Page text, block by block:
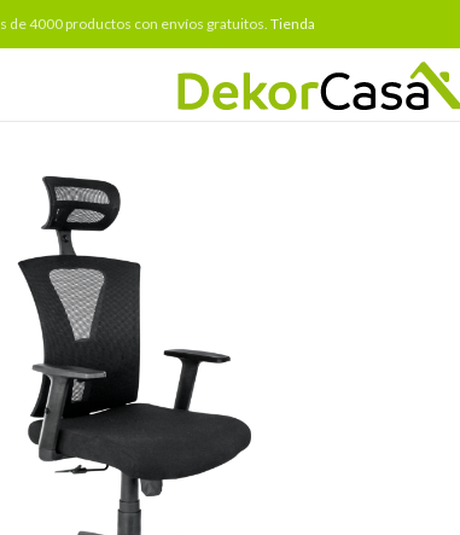
de 4000 productos con envíos gratuitos. Tienda